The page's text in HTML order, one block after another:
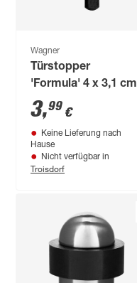
Wagner
Türstopper
'Formula' 4 x 3,1 cm
3,99 €
Keine Lieferung nach
Hause
Nicht verfügbar in
Troisdorf